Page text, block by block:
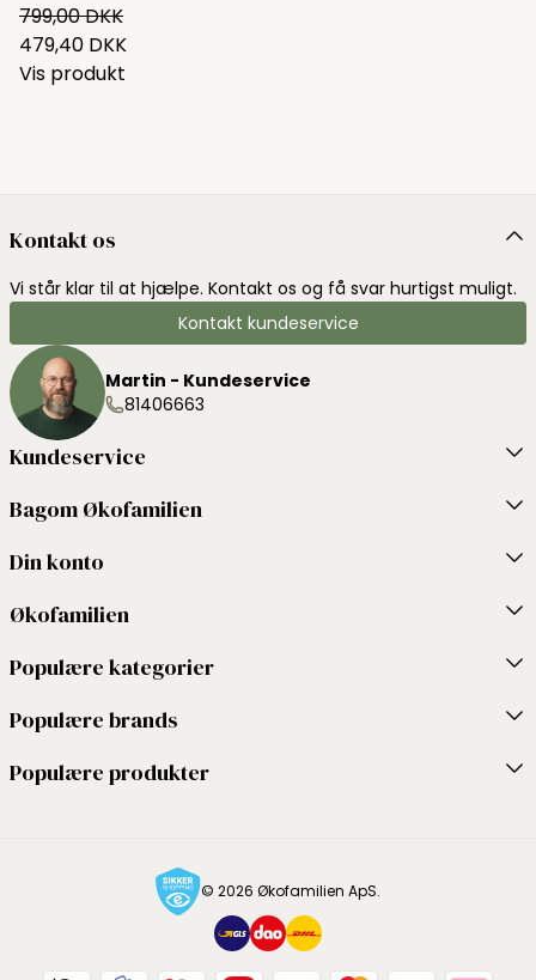
799,00 DKK
479,40 DKK
Vis produkt
Kontakt os
Vi står klar til at hjælpe. Kontakt os og få svar hurtigst muligt.
Kontakt kundeservice
Martin - Kundeservice
81406663
Kundeservice
Bagom Økofamilien
Din konto
Økofamilien
Populære kategorier
Populære brands
Populære produkter
© 2026 Økofamilien ApS.